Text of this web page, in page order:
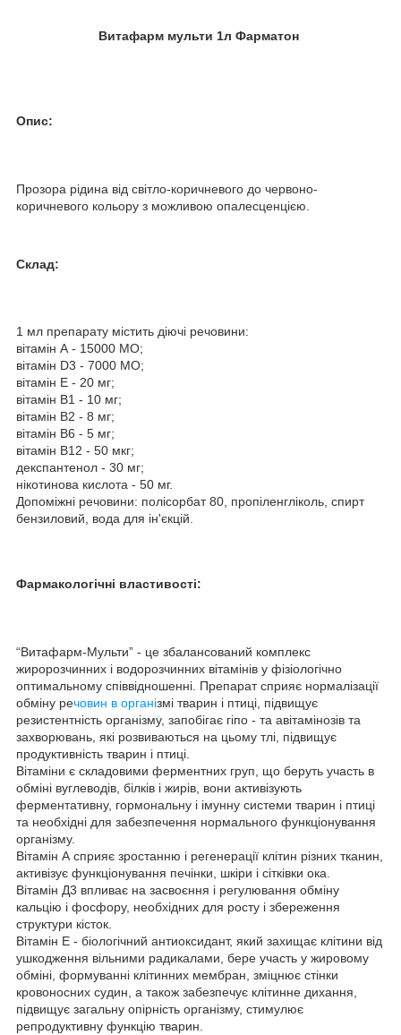
Витафарм мульти 1л Фарматон
Опис:
Прозора рідина від світло-коричневого до червоно-
коричневого кольору з можливою опалесценцією.
Склад:
1 мл препарату містить діючі речовини:
вітамін А - 15000 МО;
вітамін D3 - 7000 МО;
вітамін E - 20 мг;
вітамін В1 - 10 мг;
вітамін В2 - 8 мг;
вітамін В6 - 5 мг;
вітамін В12 - 50 мкг;
декспантенол - 30 мг;
нікотинова кислота - 50 мг.
Допоміжні речовини: полісорбат 80, пропіленгліколь, спирт
бензиловий, вода для ін'єкцій.
Фармакологічні властивості:
“Витафарм-Мульти” - це збалансований комплекс
жиророзчинних і водорозчинних вітамінів у фізіологічно
оптимальному співвідношенні. Препарат сприяє нормалізації
обміну речовин в організмі тварин і птиці, підвищує
резистентність організму, запобігає гіпо - та авітамінозів та
захворювань, які розвиваються на цьому тлі, підвищує
продуктивність тварин і птиці.
Вітаміни є складовими ферментних груп, що беруть участь в
обміні вуглеводів, білків і жирів, вони активізують
ферментативну, гормональну і імунну системи тварин і птиці
та необхідні для забезпечення нормального функціонування
організму.
Вітамін А сприяє зростанню і регенерації клітин різних тканин,
активізує функціонування печінки, шкіри і сітківки ока.
Вітамін Д3 впливає на засвоєння і регулювання обміну
кальцію і фосфору, необхідних для росту і збереження
структури кісток.
Вітамін Е - біологічний антиоксидант, який захищає клітини від
ушкодження вільними радикалами, бере участь у жировому
обміні, формуванні клітинних мембран, зміцнює стінки
кровоносних судин, а також забезпечує клітинне дихання,
підвищує загальну опірність організму, стимулює
репродуктивну функцію тварин.